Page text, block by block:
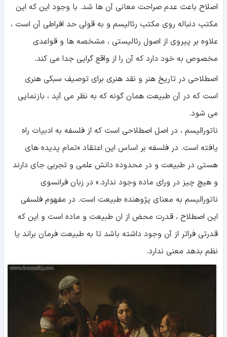
اصلاح باعث عدم صراحت معانی آن ها شد. با وجود این که این
مکتب دنباله روی مکتب رئالیسم و به قولی حد افراطی آن است ،
علاوه بر پیروی از اصول رئالیستی ، مشخصه ها و قواعدی
مخصوص به خود دارد که آن را از واقع گرایی جدا می کند.
اصطلاحی در تاریخ هنر و نقد هنری برای توصیف سبکی هنری
است که در آن طبیعت همان گونه که به نظر می آید ، بازنمایی
می شود.
ناتورالیسم ، در اصل اصطلاحی است که از فلسفه به ادبیات راه
یافته است. در فلسفه بر اساس این اعتقاد «تمام پدیده های
هستی در طبیعت و در محدوده دانش علمی و تجربی جای دارند
و هیچ چیز در ورای ماده وجود ندارد.» در زبان فرانسوی
ناتورالیسم به معنای پژوهنده طبیعت است. در مفهوم فلسفی
این اصطلاح ، قدرت محض از ان طبیعت و ماده است و این که
قدرتی فراتر از آن وجود داشته باشد تا به طبیعت فرمان براند یا
نظم بدهد معنی ندارد.